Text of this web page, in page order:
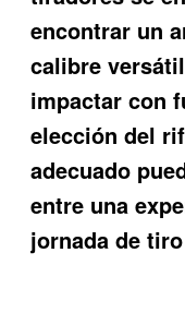
encontrar un
calibre
impactar con
elección del
adecuado
entre una
jornada de